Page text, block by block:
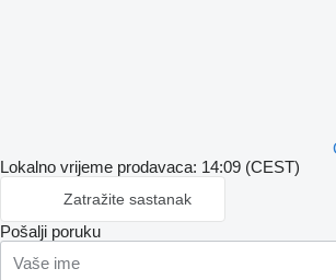
Lokalno vrijeme prodavaca: 14:09 (CEST)
Zatražite sastanak
Pošalji poruku